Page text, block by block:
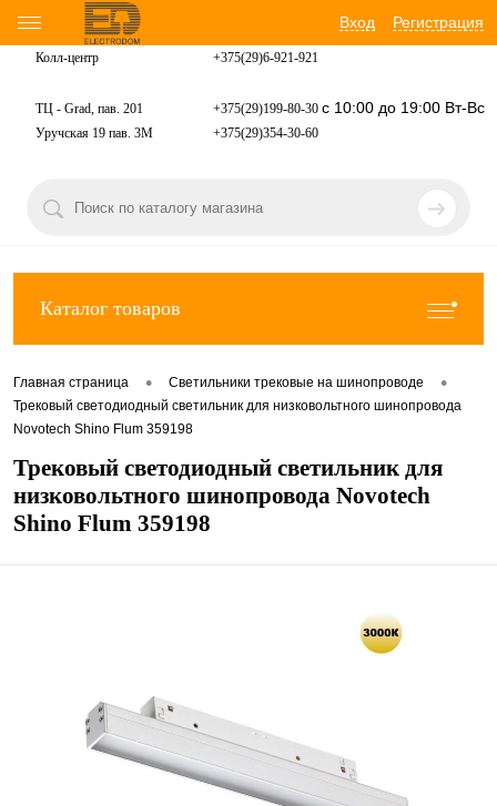
Вход Регистрация
Колл-центр +375(29)6-921-921
ТЦ - Grad, пав. 201 +375(29)199-80-30 с 10:00 до 19:00 Вт-Вс
Уручская 19 пав. 3М +375(29)354-30-60
Каталог товаров
Главная страница • Светильники трековые на шинопроводе •
Трековый светодиодный светильник для низковольтного шинопровода
Novotech Shino Flum 359198
Трековый светодиодный светильник для
низковольтного шинопровода Novotech
Shino Flum 359198